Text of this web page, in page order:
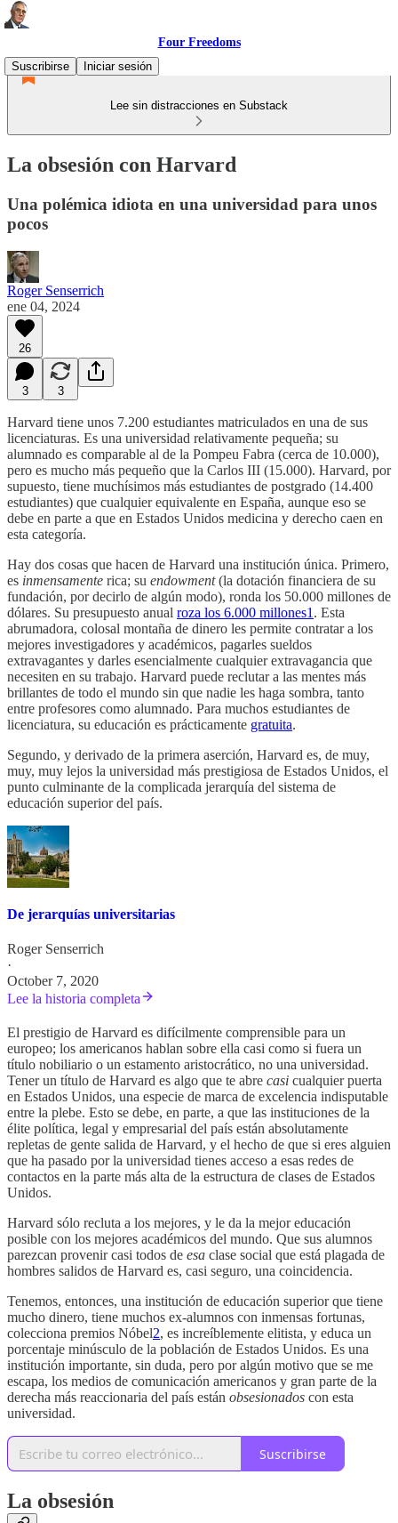
Four Freedoms
Suscribirse
Iniciar sesión
Lee sin distracciones en Substack
La obsesión con Harvard
Una polémica idiota en una universidad para unos
pocos
Roger Senserrich
ene 04, 2024
26
3 3
Harvard tiene unos 7.200 estudiantes matriculados en una de sus
licenciaturas. Es una universidad relativamente pequeña; su
alumnado es comparable al de la Pompeu Fabra (cerca de 10.000),
pero es mucho más pequeño que la Carlos III (15.000). Harvard, por
supuesto, tiene muchísimos más estudiantes de postgrado (14.400
estudiantes) que cualquier equivalente en España, aunque eso se
debe en parte a que en Estados Unidos medicina y derecho caen en
esta categoría.
Hay dos cosas que hacen de Harvard una institución única. Primero,
es inmensamente rica; su endowment(la dotación financiera de su
fundación, por decirlo de algún modo), ronda los 50.000 millones de
dólares. Su presupuesto anual roza los 6.000 millones1 . Esta
abrumadora, colosal montaña de dinero les permite contratar a los
mejores investigadores y académicos, pagarles sueldos
extravagantes y darles esencialmente cualquier extravagancia que
necesiten en su trabajo. Harvard puede reclutar a las mentes más
brillantes de todo el mundo sin que nadie les haga sombra, tanto
entre profesores como alumnado. Para muchos estudiantes de
licenciatura, su educación es prácticamente gratuita.
Segundo, y derivado de la primera aserción, Harvard es, de muy,
muy, muy lejos la universidad más prestigiosa de Estados Unidos, el
punto culminante de la complicada jerarquía del sistema de
educación superior del país.
De jerarquías universitarias
Roger Senserrich
·
October 7, 2020
Lee la historia completa
El prestigio de Harvard es difícilmente comprensible para un
europeo; los americanos hablan sobre ella casi como si fuera un
título nobiliario o un estamento aristocrático, no una universidad.
Tener un título de Harvard es algo que te abre casi cualquier puerta
en Estados Unidos, una especie de marca de excelencia indisputable
entre la plebe. Esto se debe, en parte, a que las instituciones de la
élite política, legal y empresarial del país están absolutamente
repletas de gente salida de Harvard, y el hecho de que si eres alguien
que ha pasado por la universidad tienes acceso a esas redes de
contactos en la parte más alta de la estructura de clases de Estados
Unidos.
Harvard sólo recluta a los mejores, y le da la mejor educación
posible con los mejores académicos del mundo. Que sus alumnos
parezcan provenir casi todos de esa clase social que está plagada de
hombres salidos de Harvard es, casi seguro, una coincidencia.
Tenemos, entonces, una institución de educación superior que tiene
mucho dinero, tiene muchos ex-alumnos con inmensas fortunas,
colecciona premios Nóbel2, es increíblemente elitista, y educa un
porcentaje minúsculo de la población de Estados Unidos. Es una
institución importante, sin duda, pero por algún motivo que se me
escapa, los medios de comunicación americanos y gran parte de la
derecha más reaccionaria del país están obsesionados con esta
universidad.
Suscribirse
La obsesión